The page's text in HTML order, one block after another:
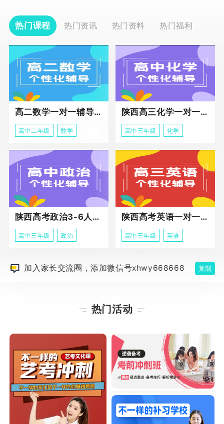
热门课程 热门资讯 热门资料 热门福利
高二数学一对一辅导课程
高中二年级 数学
陕西高三化学一对一个性化辅导课程
高中三年级 化学
陕西高考政治3-6人班课程
高中三年级 政治
陕西高考英语一对一冲刺课程
高中三年级 英语
加入家长交流圈，添加微信号xhwy668668 复制
热门活动